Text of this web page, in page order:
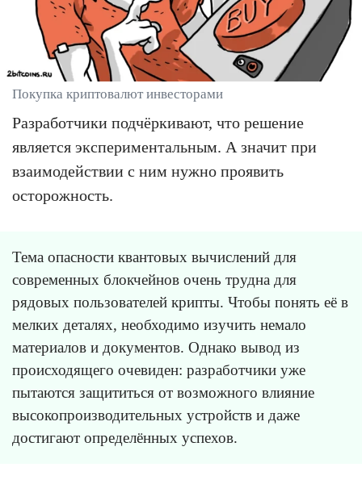
Покупка криптовалют инвесторами
Разработчики подчёркивают, что решение
является экспериментальным. А значит при
взаимодействии с ним нужно проявить
осторожность.
Тема опасности квантовых вычислений для
современных блокчейнов очень трудна для
рядовых пользователей крипты. Чтобы понять её в
мелких деталях, необходимо изучить немало
материалов и документов. Однако вывод из
происходящего очевиден: разработчики уже
пытаются защититься от возможного влияние
высокопроизводительных устройств и даже
достигают определённых успехов.